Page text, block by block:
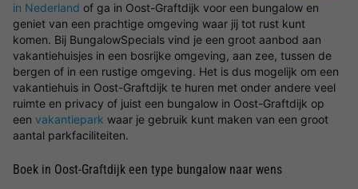
in Nederland of ga in Oost-Graftdijk voor een bungalow en
geniet van een prachtige omgeving waar jij tot rust kunt
komen. Bij BungalowSpecials vind je een groot aanbod aan
vakantiehuisjes in een bosrijke omgeving, aan zee, tussen de
bergen of in een rustige omgeving. Het is dus mogelijk om een
vakantiehuis in Oost-Graftdijk te huren met onder andere veel
ruimte en privacy of juist een bungalow in Oost-Graftdijk op
een vakantiepark waar je gebruik kunt maken van een groot
aantal parkfaciliteiten.
Boek in Oost-Graftdijk een type bungalow naar wens